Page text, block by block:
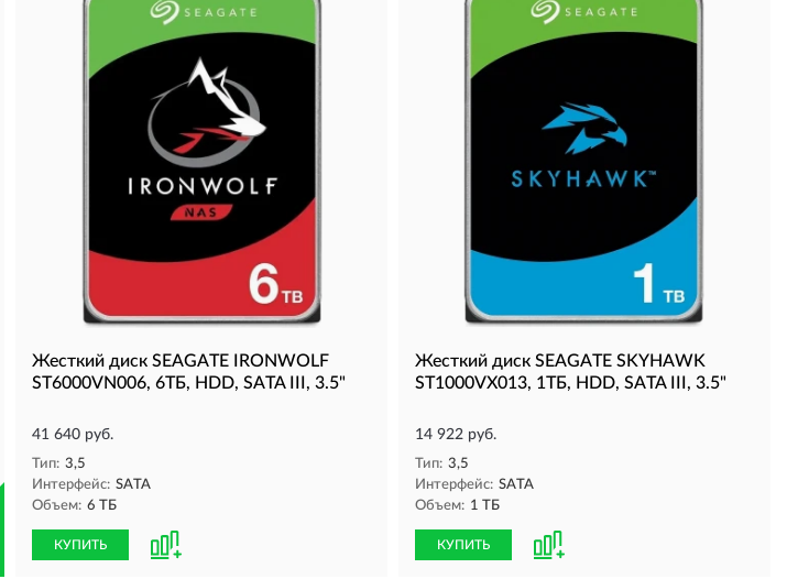
Жесткий диск SEAGATE IRONWOLF
ST6000VN006, 6ТБ, HDD, SATA III, 3.5"
41 640 руб.
Тип: 3,5
Интерфейс: SATA
Объем: 6 ТБ
КУПИТЬ
Жесткий диск SEAGATE SKYHAWK
ST1000VX013, 1ТБ, HDD, SATA III, 3.5"
14 922 руб.
Тип: 3,5
Интерфейс: SATA
Объем: 1 ТБ
КУПИТЬ